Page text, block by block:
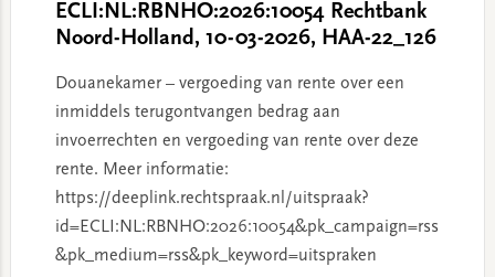
ECLI:NL:RBNHO:2026:10054 Rechtbank
Noord-Holland, 10-03-2026, HAA-22_126
Douanekamer – vergoeding van rente over een
inmiddels terugontvangen bedrag aan
invoerrechten en vergoeding van rente over deze
rente. Meer informatie:
https://deeplink.rechtspraak.nl/uitspraak?
id=ECLI:NL:RBNHO:2026:10054&pk_campaign=rss
&pk_medium=rss&pk_keyword=uitspraken